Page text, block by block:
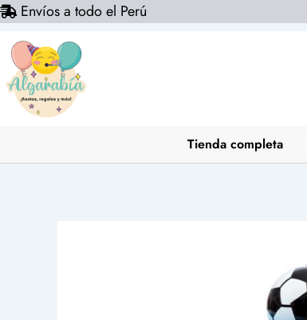
Ir
contenido
Envíos a todo el Perú
Tienda completa